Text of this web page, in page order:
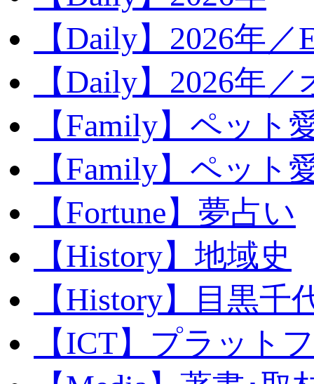
【Daily】2026年／
【Daily】2026年
【Family】ペット
【Family】ペット
【Fortune】夢占い
【History】地域史
【History】目黒千
【ICT】プラット